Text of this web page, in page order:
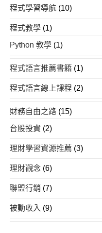
程式學習導航 (10)
程式教學 (1)
Python 教學 (1)
程式語言推薦書籍 (1)
程式語言線上課程 (2)
財務自由之路 (15)
台股投資 (2)
理財學習資源推薦 (3)
理財觀念 (6)
聯盟行銷 (7)
被動收入 (9)